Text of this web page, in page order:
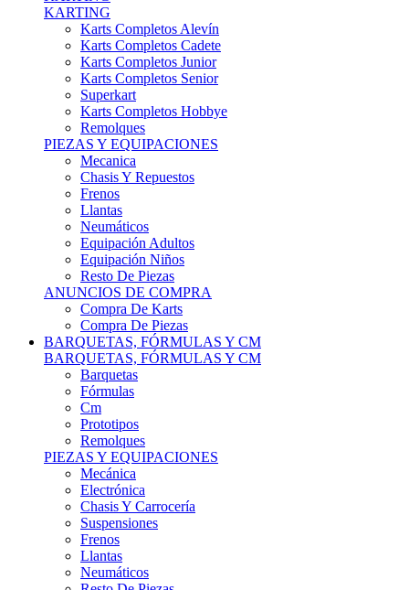
KARTING
Karts Completos Alevín
Karts Completos Cadete
Karts Completos Junior
Karts Completos Senior
Superkart
Karts Completos Hobbye
Remolques
PIEZAS Y EQUIPACIONES
Mecanica
Chasis Y Repuestos
Frenos
Llantas
Neumáticos
Equipación Adultos
Equipación Niños
Resto De Piezas
ANUNCIOS DE COMPRA
Compra De Karts
Compra De Piezas
BARQUETAS, FÓRMULAS Y CM
BARQUETAS, FÓRMULAS Y CM
Barquetas
Fórmulas
Cm
Prototipos
Remolques
PIEZAS Y EQUIPACIONES
Mecánica
Electrónica
Chasis Y Carrocería
Suspensiones
Frenos
Llantas
Neumáticos